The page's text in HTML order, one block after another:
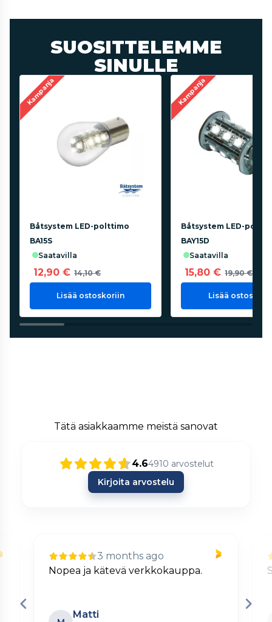
SUOSITTELEMME
SINULLE
Kampanja
Båtsystem LED-polttimo
BA15S
saatavilla
12,90 € 14,10 €
Lisää ostoskoriin
Kampanja
Båtsystem LED-
BAY15D
saatavilla
15,80 € 19,90 €
Lisää
Tätä asiakkaamme meistä sanovat
4.64910 arvostelut
Kirjoita arvostelu
3 months ago
Nopea ja kätevä verkkokauppa.
Matti